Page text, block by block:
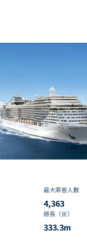
最大乘客人數
4,363
總長（米）
333.3m